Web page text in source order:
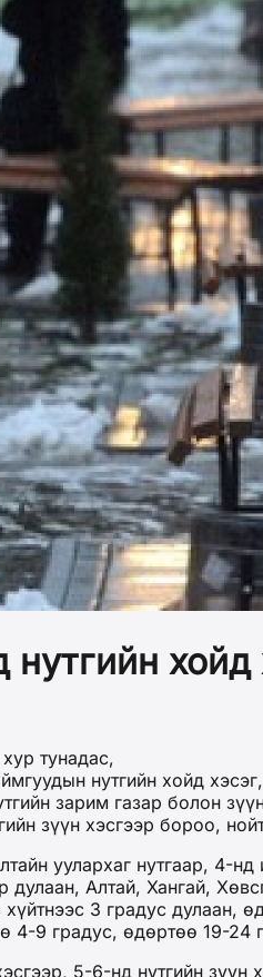
хойд
тунадас,
нутгийн хойд
зарим газар болон
зүүн хэсгээр бороо,
уулархаг нутгаар, 4-
дулаан, Алтай, Хангай,
3 градус дулаан,
4-9 градус, өдөртөө 19-24
5-6-нд нутгийн зүүн